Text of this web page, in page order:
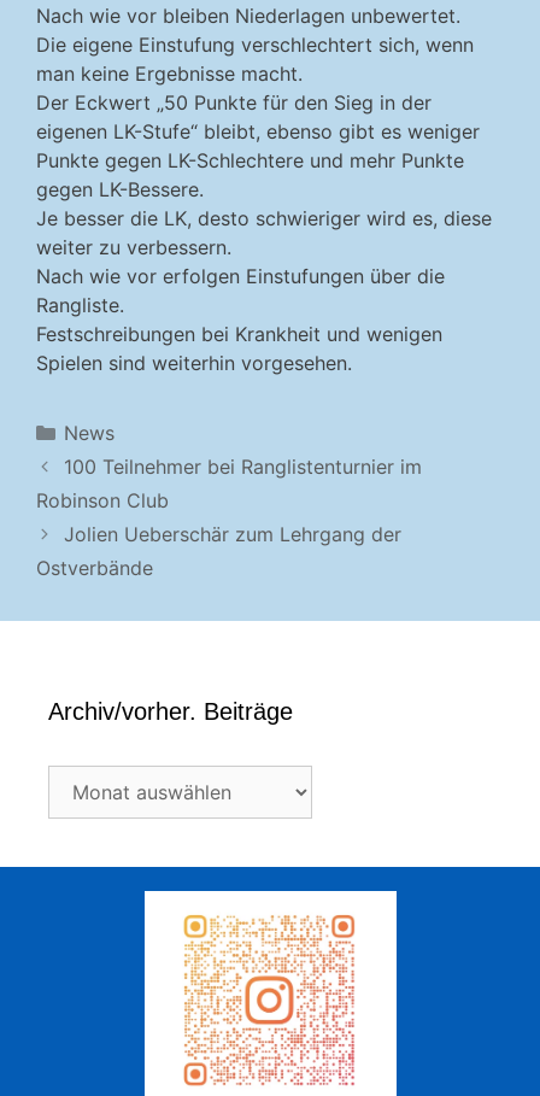
Nach wie vor bleiben Niederlagen unbewertet.
Die eigene Einstufung verschlechtert sich, wenn
man keine Ergebnisse macht.
Der Eckwert „50 Punkte für den Sieg in der
eigenen LK-Stufe“ bleibt, ebenso gibt es weniger
Punkte gegen LK-Schlechtere und mehr Punkte
gegen LK-Bessere.
Je besser die LK, desto schwieriger wird es, diese
weiter zu verbessern.
Nach wie vor erfolgen Einstufungen über die
Rangliste.
Festschreibungen bei Krankheit und wenigen
Spielen sind weiterhin vorgesehen.
Kategorien
News
100 Teilnehmer bei Ranglistenturnier im
Robinson Club
Jolien Ueberschär zum Lehrgang der
Ostverbände
Archiv/vorher. Beiträge
Archiv/vorher.